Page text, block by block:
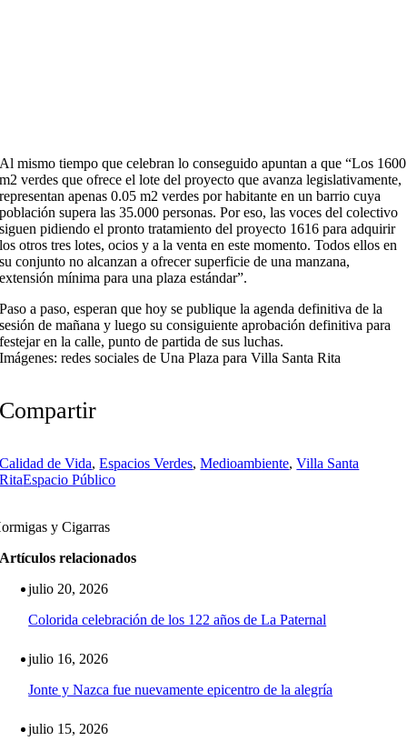
Al mismo tiempo que celebran lo conseguido apuntan a que “Los 1600
m2 verdes que ofrece el lote del proyecto que avanza legislativamente,
representan apenas 0.05 m2 verdes por habitante en un barrio cuya
población supera las 35.000 personas. Por eso, las voces del colectivo
siguen pidiendo el pronto tratamiento del proyecto 1616 para adquirir
los otros tres lotes, ocios y a la venta en este momento. Todos ellos en
su conjunto no alcanzan a ofrecer superficie de una manzana,
extensión mínima para una plaza estándar”.
Paso a paso, esperan que hoy se publique la agenda definitiva de la
sesión de mañana y luego su consiguiente aprobación definitiva para
festejar en la calle, punto de partida de sus luchas.
Imágenes: redes sociales de Una Plaza para Villa Santa Rita
Compartir
Calidad de Vida,Espacios Verdes,Medioambiente,Villa Santa
RitaEspacio Público
y Cigarras
Artículos relacionados
julio 20, 2026
Colorida celebración de los 122 años de La Paternal
julio 16, 2026
Jonte y Nazca fue nuevamente epicentro de la alegría
julio 15, 2026